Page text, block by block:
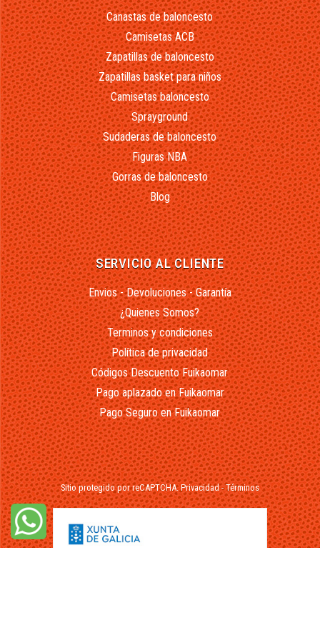
Canastas de baloncesto
Camisetas ACB
Zapatillas de baloncesto
Zapatillas basket para niños
Camisetas baloncesto
Sprayground
Sudaderas de baloncesto
Figuras NBA
Gorras de baloncesto
Blog
SERVICIO AL CLIENTE
Envios - Devoluciones - Garantía
¿Quienes Somos?
Terminos y condiciones
Política de privacidad
Códigos Descuento Fuikaomar
Pago aplazado en Fuikaomar
Pago Seguro en Fuikaomar
Sitio protegido por reCAPTCHA.Privacidad-Términos